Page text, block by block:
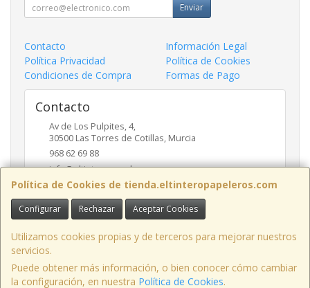
Política de Cookies de tienda.eltinteropapeleros.com
Configurar Rechazar Aceptar Cookies
Utilizamos cookies propias y de terceros para mejorar nuestros
servicios.
Puede obtener más información, o bien conocer cómo cambiar
la configuración, en nuestra Política de Cookies.
Enviar
Contacto
Información Legal
Política Privacidad
Política de Cookies
Condiciones de Compra
Formas de Pago
Contacto
Av de Los Pulpites, 4,
30500 Las Torres de Cotillas, Murcia
968 62 69 88
info@eltinteropapeleros.com
Horario
8:00 a 14:00 - 17:00 a 20:30
, , , , España. - C.I.F.: B73424574 - Tfno: